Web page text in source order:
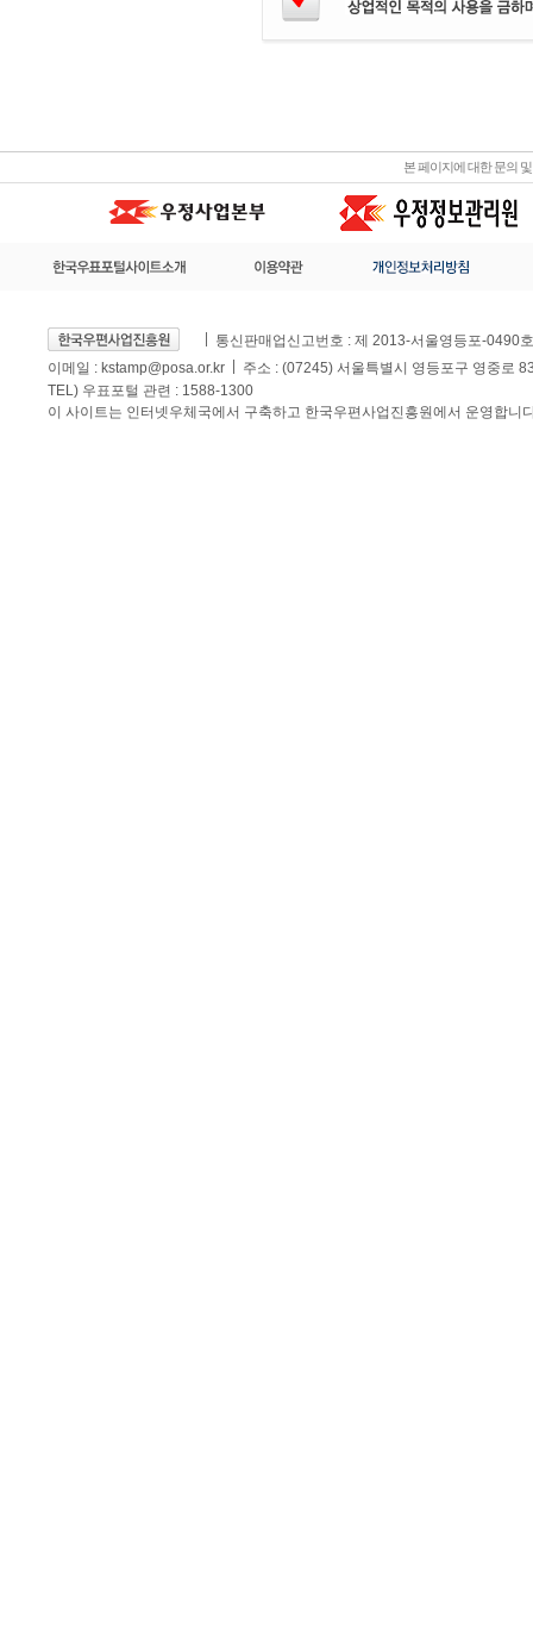
본 페이지에 대한 문의
통신판매업신고번호 : 제 2013-서울영등포-0490호
이메일 : kstamp@posa.or.kr
주소 : (07245) 서울특별시 영등포구 영중로
TEL) 우표포털 관련 : 1588-1300
이 사이트는 인터넷우체국에서 구축하고 한국우편사업진흥원에서 운영합니